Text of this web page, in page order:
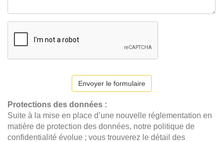
Envoyer le formulaire
Protections des données :
Suite à la mise en place d’une nouvelle réglementation en
matière de protection des données, notre politique de
confidentialité évolue ; vous trouverez le détail des